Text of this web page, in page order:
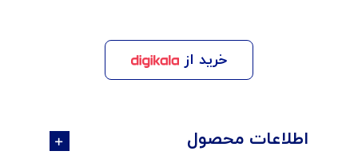
خرید از
اطلاعات محصول